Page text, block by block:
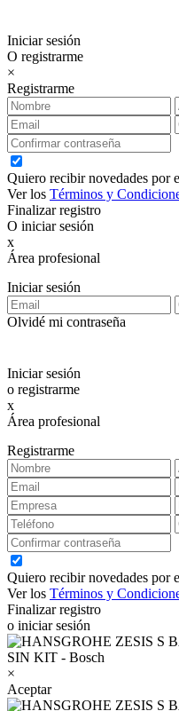
Iniciar sesión
O registrarme
×
Registrarme
Quiero recibir novedades por
Ver los Términos y
Finalizar registro
O iniciar sesión
x
Área profesional
Iniciar sesión
Olvidé mi contraseña
Iniciar sesión
o registrarme
x
Área profesional
Registrarme
Quiero recibir novedades por
Ver los Términos y
Finalizar registro
o iniciar sesión
×
Aceptar